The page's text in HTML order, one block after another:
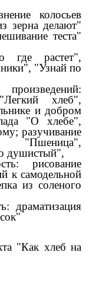
колосьев
зерна делают"
теста"
где растет",
"Узнай по
хлеб",
и добром
"О хлебе",
разучивание
душистый",
рисование
к самодельной
из соленого
драматизация
"Как хлеб на